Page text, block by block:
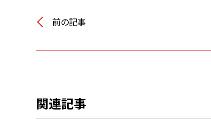
前の記事
関連記事